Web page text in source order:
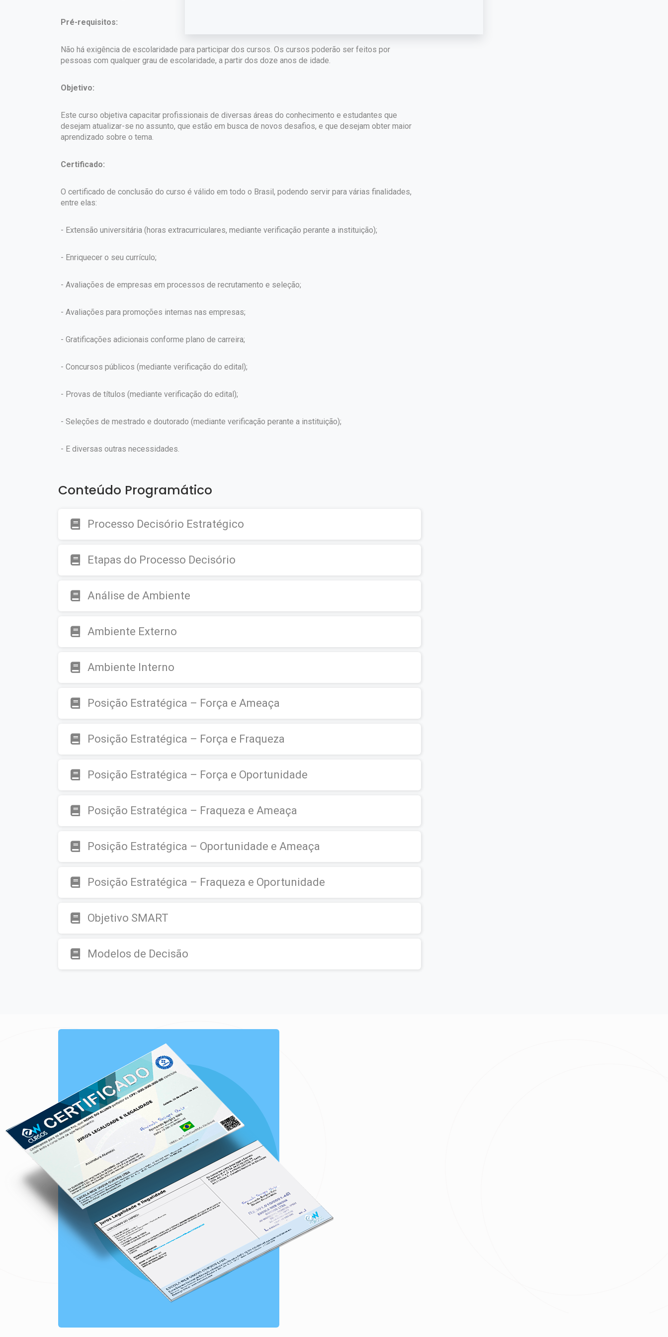
Pré-requisitos:
Não há exigência de escolaridade para participar dos cursos. Os cursos poderão ser feitos por
pessoas com qualquer grau de escolaridade, a partir dos doze anos de idade.
Objetivo:
Este curso objetiva capacitar profissionais de diversas áreas do conhecimento e estudantes que
desejam atualizar-se no assunto, que estão em busca de novos desafios, e que desejam obter maior
aprendizado sobre o tema.
Certificado:
O certificado de conclusão do curso é válido em todo o Brasil, podendo servir para várias finalidades,
entre elas:
- Extensão universitária (horas extracurriculares, mediante verificação perante a instituição);
- Enriquecer o seu currículo;
- Avaliações de empresas em processos de recrutamento e seleção;
- Avaliações para promoções internas nas empresas;
- Gratificações adicionais conforme plano de carreira;
- Concursos públicos (mediante verificação do edital);
- Provas de títulos (mediante verificação do edital);
- Seleções de mestrado e doutorado (mediante verificação perante a instituição);
- E diversas outras necessidades.
Conteúdo Programático
Processo Decisório Estratégico
Etapas do Processo Decisório
Análise de Ambiente
Ambiente Externo
Ambiente Interno
Posição Estratégica – Força e Ameaça
Posição Estratégica – Força e Fraqueza
Posição Estratégica – Força e Oportunidade
Posição Estratégica – Fraqueza e Ameaça
Posição Estratégica – Oportunidade e Ameaça
Posição Estratégica – Fraqueza e Oportunidade
Objetivo SMART
Modelos de Decisão